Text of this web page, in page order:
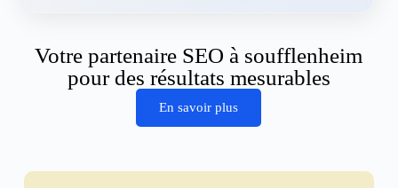
Votre partenaire SEO à soufflenheim
pour des résultats mesurables
En savoir plus